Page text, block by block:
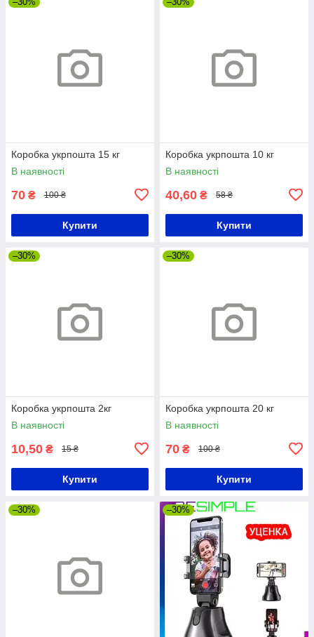
Коробка укрпошта 15 кг
В наявності
70 ₴ 100 ₴
Купити
Коробка укрпошта 10 кг
В наявності
40,60 ₴ 58 ₴
Купити
–30%
Коробка укрпошта 2кг
В наявності
10,50 ₴ 15 ₴
Купити
–30%
Коробка укрпошта 20 кг
В наявності
70 ₴ 100 ₴
Купити
–30% –30%